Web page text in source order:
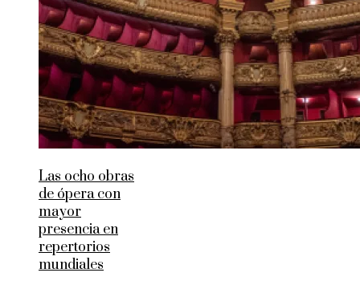
Las ocho obras
de ópera con
mayor
presencia en
repertorios
mundiales